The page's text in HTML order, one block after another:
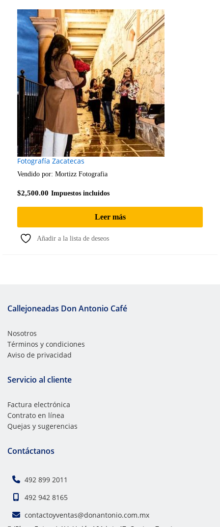
Fotografía Zacatecas
Vendido por: Mortizz Fotografia
$2,500.00 Impuestos incluidos
Leer más
Añadir a la lista de deseos
Callejoneadas Don Antonio Café
Nosotros
Términos y condiciones
Aviso de privacidad
Servicio al cliente
Factura electrónica
Contrato en línea
Quejas y sugerencias
Contáctanos
492 899 2011
492 942 8165
contactoyventas@donantonio.com.mx